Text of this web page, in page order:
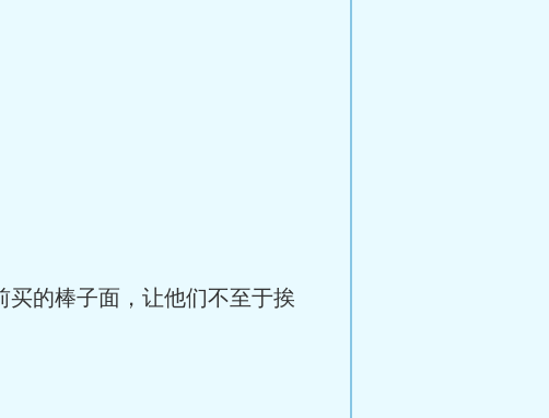
的棒子面，让他们不至于挨